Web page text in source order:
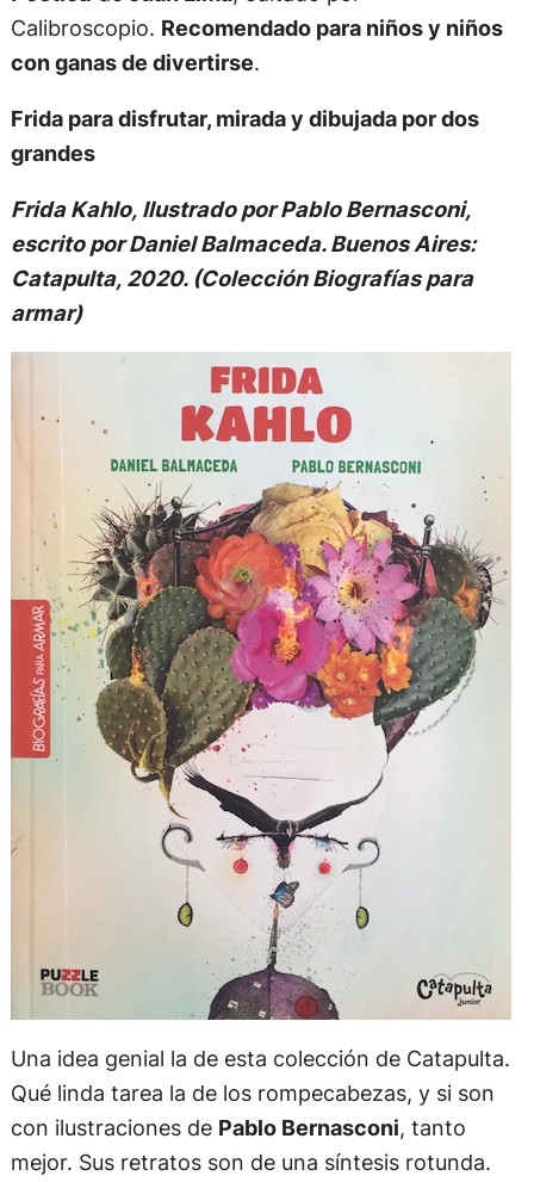
Calibroscopio. Recomendado para niños y niños
con ganas de divertirse.
Frida para disfrutar, mirada y dibujada por dos
grandes
Frida Kahlo, Ilustrado por Pablo Bernasconi,
escrito por Daniel Balmaceda. Buenos Aires:
Catapulta, 2020. (Colección Biografías para
armar)
Una idea genial la de esta colección de Catapulta.
Qué linda tarea la de los rompecabezas, y si son
con ilustraciones de Pablo Bernasconi, tanto
mejor. Sus retratos son de una síntesis rotunda.